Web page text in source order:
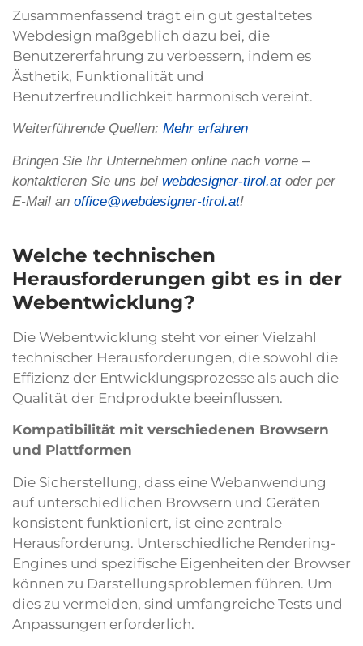
Zusammenfassend trägt ein gut gestaltetes
Webdesign maßgeblich dazu bei, die
Benutzererfahrung zu verbessern, indem es
Ästhetik, Funktionalität und
Benutzerfreundlichkeit harmonisch vereint.
Weiterführende Quellen: Mehr erfahren
Bringen Sie Ihr Unternehmen online nach vorne –
kontaktieren Sie uns bei webdesigner-tirol.atoder per
E-Mail an office@webdesigner-tirol.at!
Welche technischen
Herausforderungen gibt es in der
Webentwicklung?
Die Webentwicklung steht vor einer Vielzahl
technischer Herausforderungen, die sowohl die
Effizienz der Entwicklungsprozesse als auch die
Qualität der Endprodukte beeinflussen.
Kompatibilität mit verschiedenen Browsern
und Plattformen
Die Sicherstellung, dass eine Webanwendung
auf unterschiedlichen Browsern und Geräten
konsistent funktioniert, ist eine zentrale
Herausforderung. Unterschiedliche Rendering-
Engines und spezifische Eigenheiten der Browser
können zu Darstellungsproblemen führen. Um
dies zu vermeiden, sind umfangreiche Tests und
Anpassungen erforderlich.